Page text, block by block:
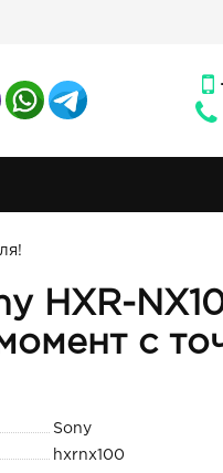
HXR-
с
Sony
hxrnx100